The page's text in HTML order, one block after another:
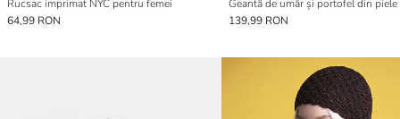
Rucsac imprimat NYC pentru femei
64,99 RON
139,99 RON